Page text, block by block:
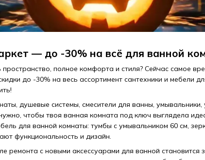
— до -30% на всё для ванной
полное комфорта и стиля? Сейчас самое
до -30% на весь ассортимент сантехники и мебели
душевые системы, смесители для ванны,
чтобы твоя ванная комната под ключ выглядела
для ванной комнаты: тумбы с умывальником 60 см,
функциональность и дизайн.
ремонта с новыми аксессуарами для ванной